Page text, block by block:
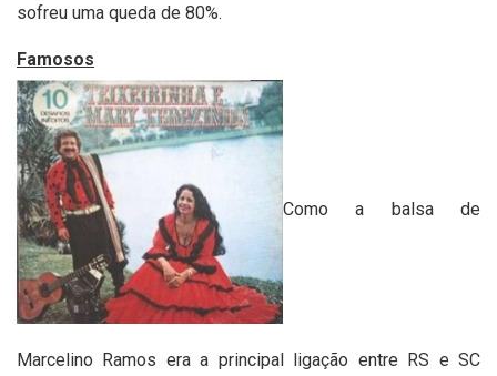
sofreu uma queda de 80%.
Famosos
Como a balsa de
Marcelino Ramos era a principal ligação entre RS e SC